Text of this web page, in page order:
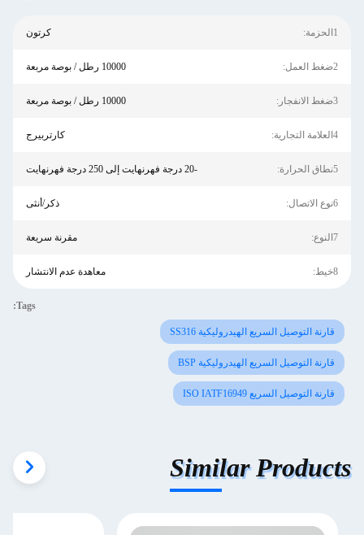
1الحزمة: كرتون
2ضغط العمل: 10000 رطل / بوصة مربعة
3ضغط الانفجار: 10000 رطل / بوصة مربعة
4العلامة التجارية: كارتربيرج
5نطاق الحرارة: -20 درجة فهرنهايت إلى 250 درجة فهرنهايت
6نوع الاتصال: ذكر/أنثى
7النوع: مقرنة سريعة
8خيط: معاهدة عدم الانتشار
Tags:
قارنة التوصيل السريع الهيدروليكية SS316
قارنة التوصيل السريع الهيدروليكية BSP
قارنة التوصيل السريع ISO IATF16949
Similar Products